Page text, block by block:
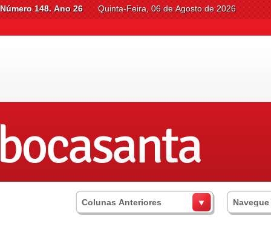
Número 148. Ano 26 Quinta-Feira, 06 de Agosto de 2026
Colunas Anteriores